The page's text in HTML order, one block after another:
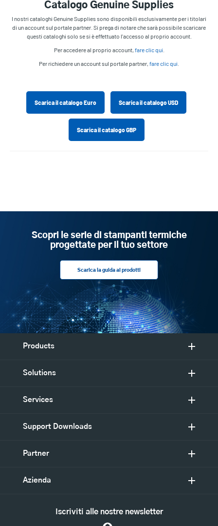
Catalogo Genuine Supplies
I nostri cataloghi Genuine Supplies sono disponibili esclusivamente per i titolari
di un account sul portale partner. Si prega di notare che sarà possibile scaricare
questi cataloghi solo se si è effettuato l'accesso al proprio account.
Per accedere al proprio account, fare clic qui
Per richiedere un account sul portale partner, fare clic qui
Scarica il catalogo Euro Scarica il catalogo USD
Scarica il catalogo GBP
Scopri le serie di stampanti termiche
progettate per il tuo settore
Scarica la guida ai prodotti
Products
Solutions
Services
Support Downloads
Partner
Azienda
Iscriviti alle nostre newsletter